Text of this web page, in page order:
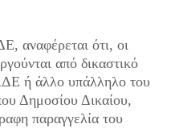
αναφέρεται ότι, οι
από δικαστικό
ή άλλο υπάλληλο του
Δημοσίου Δικαίου,
παραγγελία του